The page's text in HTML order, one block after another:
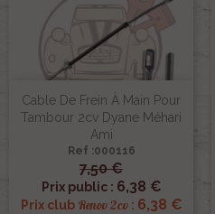
Cable De Frein À Main Pour
Tambour 2cv Dyane Méhari
Ami
Ref :000116
7,50 €
Prix public : 6,38 €
Prix club Renov 2cv: 6,38 €